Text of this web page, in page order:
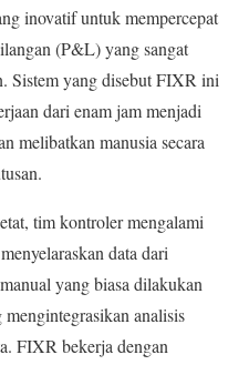
inovatif untuk mempercepat
(P&L) yang sangat
Sistem yang disebut FIXR ini
dari enam jam menjadi
melibatkan manusia secara
tim kontroler mengalami
data dari
yang biasa dilakukan
analisis
FIXR bekerja dengan